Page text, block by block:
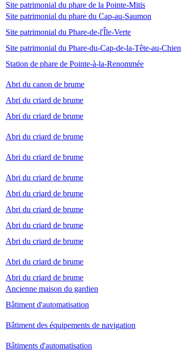
Site patrimonial du phare de la Pointe-Mitis
Site patrimonial du phare du Cap-au-Saumon
Site patrimonial du Phare-de-l'Île-Verte
Site patrimonial du Phare-du-Cap-de-la-Tête-au-Chien
Station de phare de Pointe-à-la-Renommée
Abri du canon de brume
Abri du criard de brume
Abri du criard de brume
Abri du criard de brume
Abri du criard de brume
Abri du criard de brume
Abri du criard de brume
Abri du criard de brume
Abri du criard de brume
Abri du criard de brume
Abri du criard de brume
Abri du criard de brume
Ancienne maison du gardien
Bâtiment d'automatisation
Bâtiment des équipements de navigation
Bâtiments d'automatisation